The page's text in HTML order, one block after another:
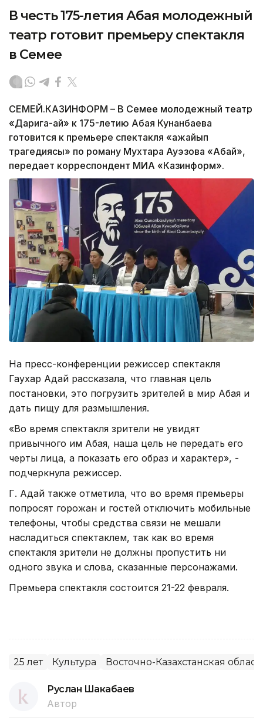
В честь 175-летия Абая молодежный
театр готовит премьеру спектакля
в Семее
СЕМЕЙ.КАЗИНФОРМ – В Семее молодежный театр
«Дарига-ай» к 175-летию Абая Кунанбаева
готовится к премьере спектакля «Ғажайып
трагедиясы» по роману Мухтара Ауэзова «Абай»,
передает корреспондент МИА «Казинформ».
На пресс-конференции режиссер спектакля
Гаухар Адай рассказала, что главная цель
постановки, это погрузить зрителей в мир Абая и
дать пищу для размышления.
«Во время спектакля зрители не увидят
привычного им Абая, наша цель не передать его
черты лица, а показать его образ и характер», -
подчеркнула режиссер.
Г. Адай также отметила, что во время премьеры
попросят горожан и гостей отключить мобильные
телефоны, чтобы средства связи не мешали
насладиться спектаклем, так как во время
спектакля зрители не должны пропустить ни
одного звука и слова, сказанные персонажами.
Премьера спектакля состоится 21-22 февраля.
25 лет Культура Восточно-Казахстанская
Руслан Шакабаев
Автор